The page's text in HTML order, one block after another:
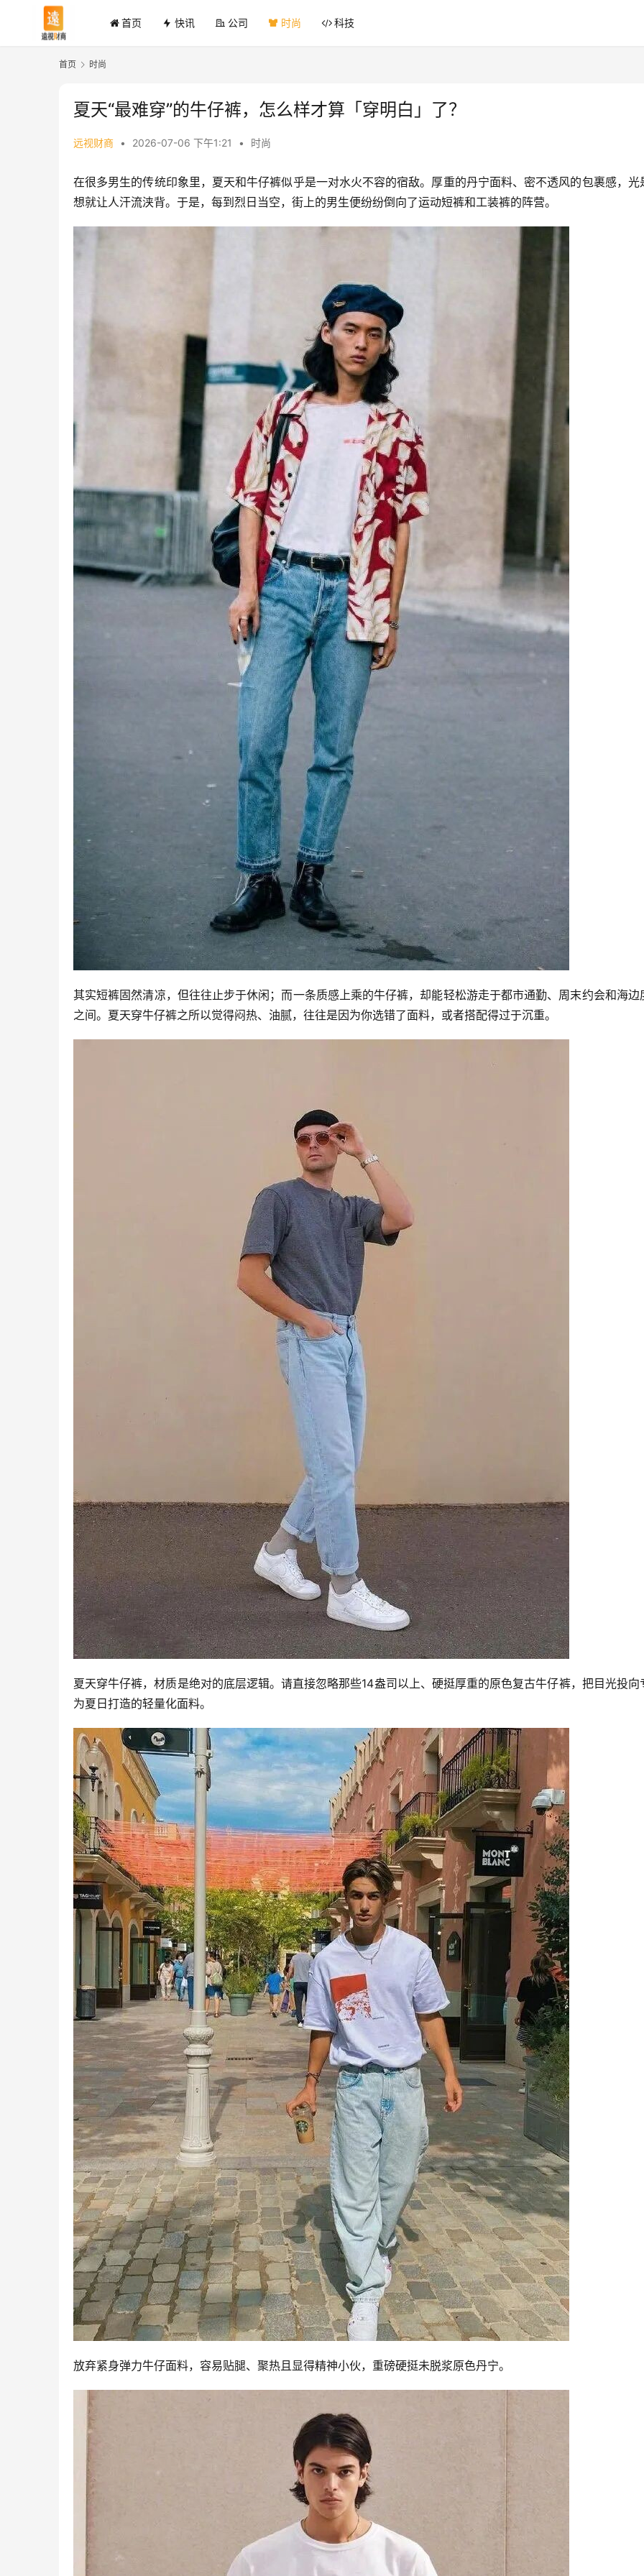
首页 快讯 公司 时尚 科技
首页 时尚
夏天“最难穿”的牛仔裤，怎么样才算「穿明白」了？
远视财商 • 2026-07-06 下午1:21 • 时尚
在很多男生的传统印象里，夏天和牛仔裤似乎是一对水火不容的宿敌。厚重的丹宁面料、密不透风的包裹感，光
想就让人汗流浃背。于是，每到烈日当空，街上的男生便纷纷倒向了运动短裤和工装裤的阵营。
其实短裤固然清凉，但往往止步于休闲；而一条质感上乘的牛仔裤，却能轻松游走于都市通勤、周末约会和海边
之间。夏天穿牛仔裤之所以觉得闷热、油腻，往往是因为你选错了面料，或者搭配得过于沉重。
夏天穿牛仔裤，材质是绝对的底层逻辑。请直接忽略那些14盎司以上、硬挺厚重的原色复古牛仔裤，把目光投向
为夏日打造的轻量化面料。
放弃紧身弹力牛仔面料，容易贴腿、聚热且显得精神小伙，重磅硬挺未脱浆原色丹宁。